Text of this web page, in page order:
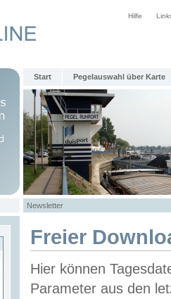
Hilfe
Start Pegelauswahl über Karte
Newsletter
Freier
Hier können
Parameter aus den